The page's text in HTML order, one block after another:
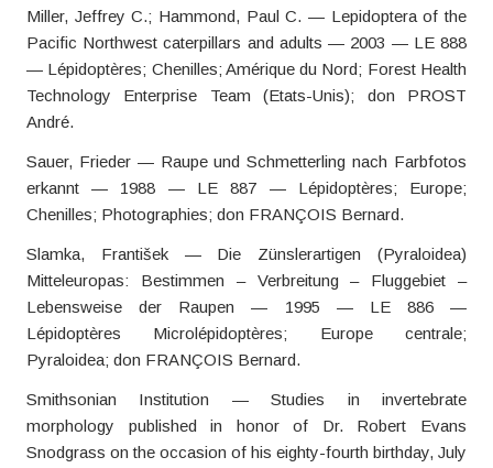
Miller, Jeffrey C.; Hammond, Paul C. — Lepidoptera of the
Pacific Northwest caterpillars and adults — 2003 — LE 888
— Lépidoptères; Chenilles; Amérique du Nord; Forest Health
Technology Enterprise Team (Etats-Unis); don PROST
André.
Sauer, Frieder — Raupe und Schmetterling nach Farbfotos
erkannt — 1988 — LE 887 — Lépidoptères; Europe;
Chenilles; Photographies; don FRANÇOIS Bernard.
Slamka, František — Die Zünslerartigen (Pyraloidea)
Mitteleuropas: Bestimmen – Verbreitung – Fluggebiet –
Lebensweise der Raupen — 1995 — LE 886 —
Lépidoptères Microlépidoptères; Europe centrale;
Pyraloidea; don FRANÇOIS Bernard.
Smithsonian Institution — Studies in invertebrate
morphology published in honor of Dr. Robert Evans
Snodgrass on the occasion of his eighty-fourth birthday, July